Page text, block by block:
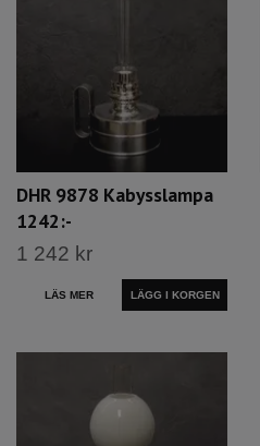
DHR 9878 Kabysslampa
1242:-
1 242 kr
LÄS MER LÄGG I KORGEN